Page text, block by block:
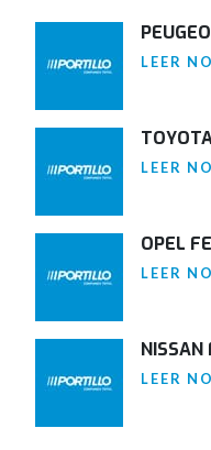
LEER
LEER
OPEL
LEER
NISSAN
LEER